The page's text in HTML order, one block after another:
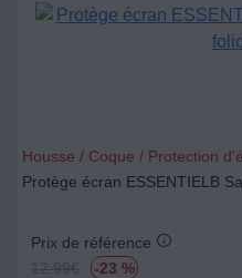
Housse / Coque / Protection
Protège écran ESSENTIELB
Prix de référence
12.99€ -23 %